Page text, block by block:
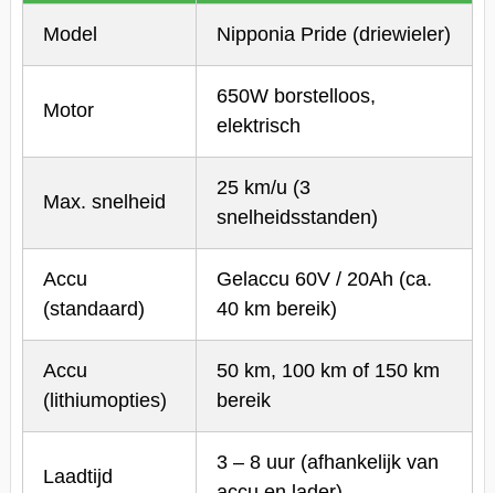
Model Nipponia Pride (driewieler)
Motor
650W borstelloos,
elektrisch
Max. snelheid
25 km/u (3
snelheidsstanden)
Accu
(standaard)
Gelaccu 60V / 20Ah (ca.
40 km bereik)
Accu
(lithiumopties)
50 km, 100 km of 150 km
bereik
Laadtijd
3 – 8 uur (afhankelijk van